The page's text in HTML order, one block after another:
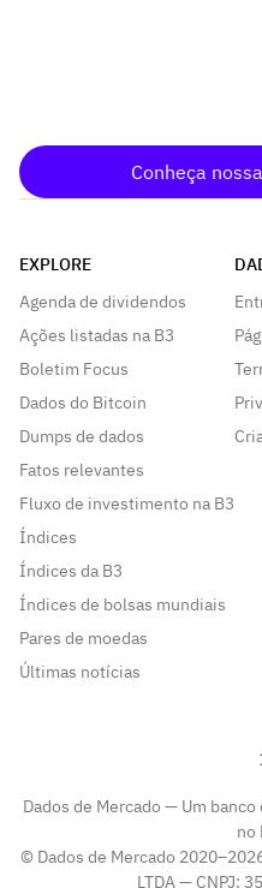
Conheça
EXPLORE
Agenda de dividendos
Ações listadas na B3
Boletim Focus
Dados do Bitcoin
Dumps de dados
Fatos relevantes
Fluxo de investimento na B3
Índices
Índices da B3
Índices de bolsas mundiais
Pares de moedas
Últimas notícias
Dados de Mercado — Um
no
© Dados de Mercado
LTDA — CNPJ: